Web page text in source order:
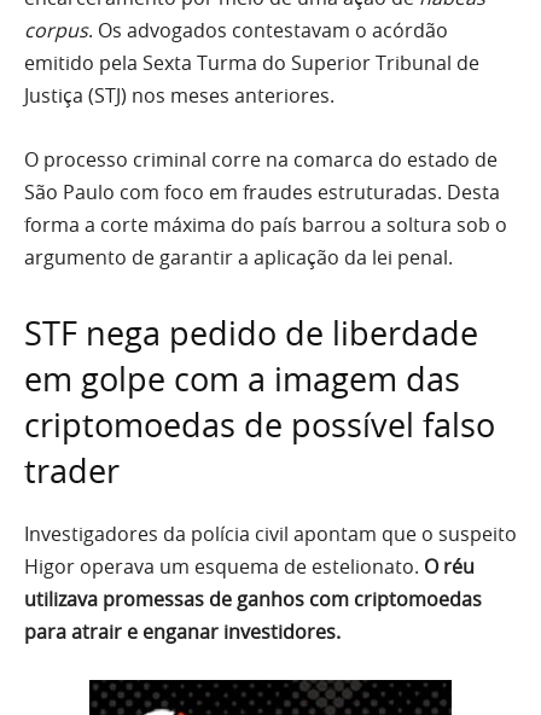
corpus. Os advogados contestavam o acórdão
emitido pela Sexta Turma do Superior Tribunal de
Justiça (STJ) nos meses anteriores.
O processo criminal corre na comarca do estado de
São Paulo com foco em fraudes estruturadas. Desta
forma a corte máxima do país barrou a soltura sob o
argumento de garantir a aplicação da lei penal.
STF nega pedido de liberdade
em golpe com a imagem das
criptomoedas de possível falso
trader
Investigadores da polícia civil apontam que o suspeito
Higor operava um esquema de estelionato. O réu
utilizava promessas de ganhos com criptomoedas
para atrair e enganar investidores.